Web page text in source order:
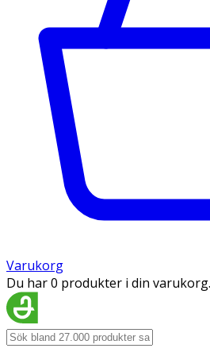
Varukorg
Du har 0 produkter i din varukorg.